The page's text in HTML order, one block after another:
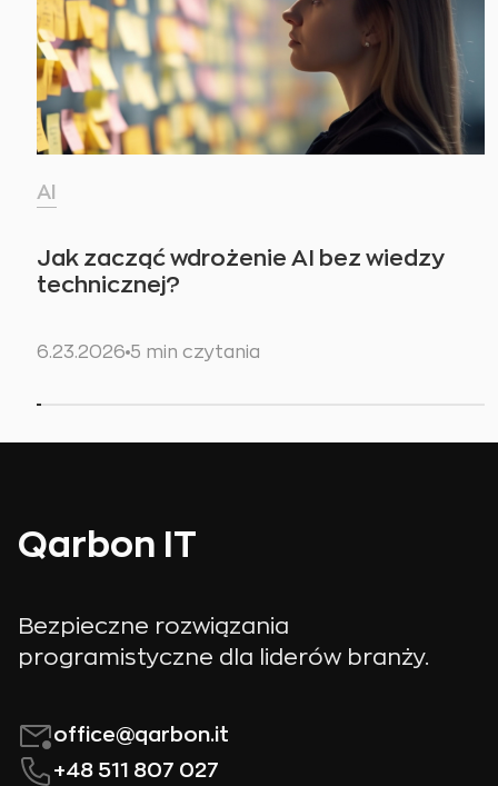
AI
Jak zacząć wdrożenie AI bez wiedzy
technicznej?
6.23.2026 5 min czytania
Qarbon IT
Bezpieczne rozwiązania
programistyczne dla liderów branży.
office@qarbon.it
+48 511 807 027